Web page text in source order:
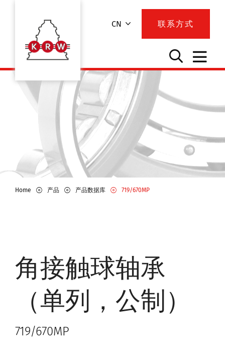
CN 联系方式
Home 产品 产品数据库 719/670MP
角接触球轴承
（单列，公制）
719/670MP